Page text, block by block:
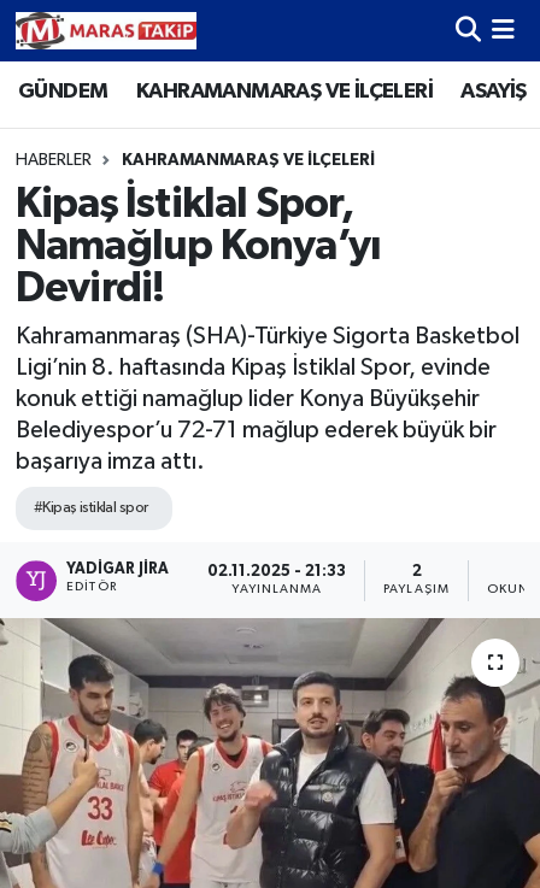
GÜNDEM KAHRAMANMARAŞ VE İLÇELERİ ASAYİŞ
HABERLER KAHRAMANMARAŞ VE İLÇELERİ
Kipaş İstiklal Spor,
Namağlup Konya’yı
Devirdi!
Kahramanmaraş (SHA)-Türkiye Sigorta Basketbol
Ligi’nin 8. haftasında Kipaş İstiklal Spor, evinde
konuk ettiği namağlup lider Konya Büyükşehir
Belediyespor’u 72-71 mağlup ederek büyük bir
başarıya imza attı.
#Kipaş istiklal spor
YADIGAR JIRA
EDITÖR
02.11.2025 - 21:33
YAYINLANMA
2
PAYLAŞIM
Kahramanmaraş Nöbetçi Eczaneler
Kahramanmaraş Hava Durumu
Kahramanmaraş Namaz Vakitleri
Kahramanmaraş Trafik Yoğunluk Haritası
Süper Lig Puan Durumu ve Fikstür
Tüm Manşetler
Son Dakika Haberleri
Haber Arşivi